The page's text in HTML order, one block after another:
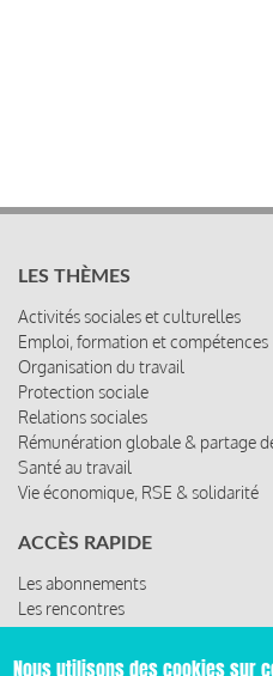
LES THÈMES
Activités sociales et culturelles
Emploi, formation et compétences
Organisation du travail
Protection sociale
Relations sociales
Rémunération globale & partage
Santé au travail
Vie économique, RSE & solidarité
ACCÈS RAPIDE
Les abonnements
Les rencontres
Les ressources
Nous utilisons des cookies sur